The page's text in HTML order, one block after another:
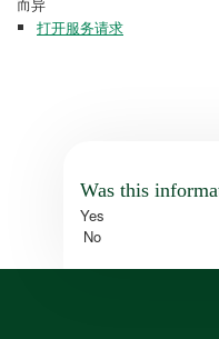
打开服务请求
Was this
Yes
No